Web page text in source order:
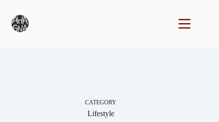
content
CATEGORY
Lifestyle